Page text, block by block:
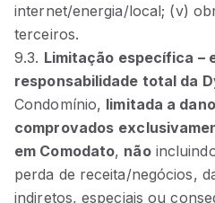
internet/energia/local; (v)
terceiros.
9.3. Limitação específica –
responsabilidade total da
Condomínio, limitada a
comprovados
em Comodato, não
perda de receita/negócios,
indiretos, especiais ou